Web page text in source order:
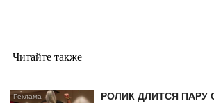
Читайте также
РОЛИК ДЛИТСЯ ПАРУ